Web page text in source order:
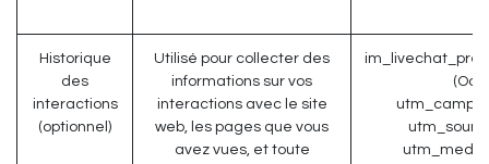
Historique
des
interactions
(optionnel)
Utilisé pour collecter des
informations sur vos
interactions avec le site
web, les pages que vous
avez vues, et toute